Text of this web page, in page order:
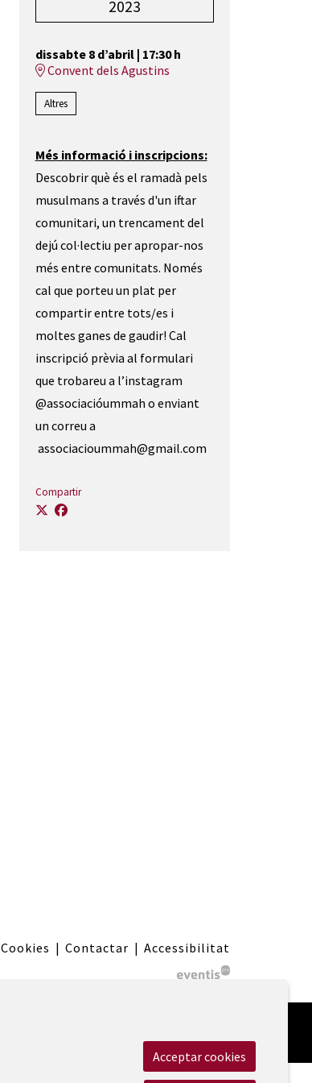
2023
dissabte 8 d’abril| 17:30 h
Convent dels Agustins
Altres
Més informació i inscripcions:
Descobrir què és el ramadà pels
musulmans a través d'un iftar
comunitari, un trencament del
dejú col·lectiu per apropar-nos
més entre comunitats. Només
cal que porteu un plat per
compartir entre tots/es i
moltes ganes de gaudir! Cal
inscripció prèvia al formulari
que trobareu a l’instagram
@associacióummah o enviant
un correu a
associacioummah@gmail.com
Compartir
Cookies | Contactar | Accessibilitat
Acceptar cookies